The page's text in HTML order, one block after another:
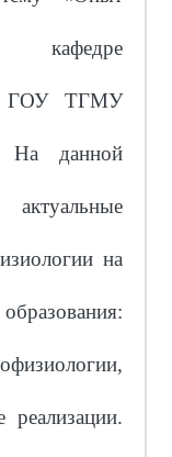
кафедре
ГОУ ТГМУ
данной
на